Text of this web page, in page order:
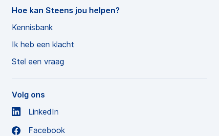
Hoe kan Steens jou helpen?
Kennisbank
Ik heb een klacht
Stel een vraag
Volg ons
LinkedIn
Facebook